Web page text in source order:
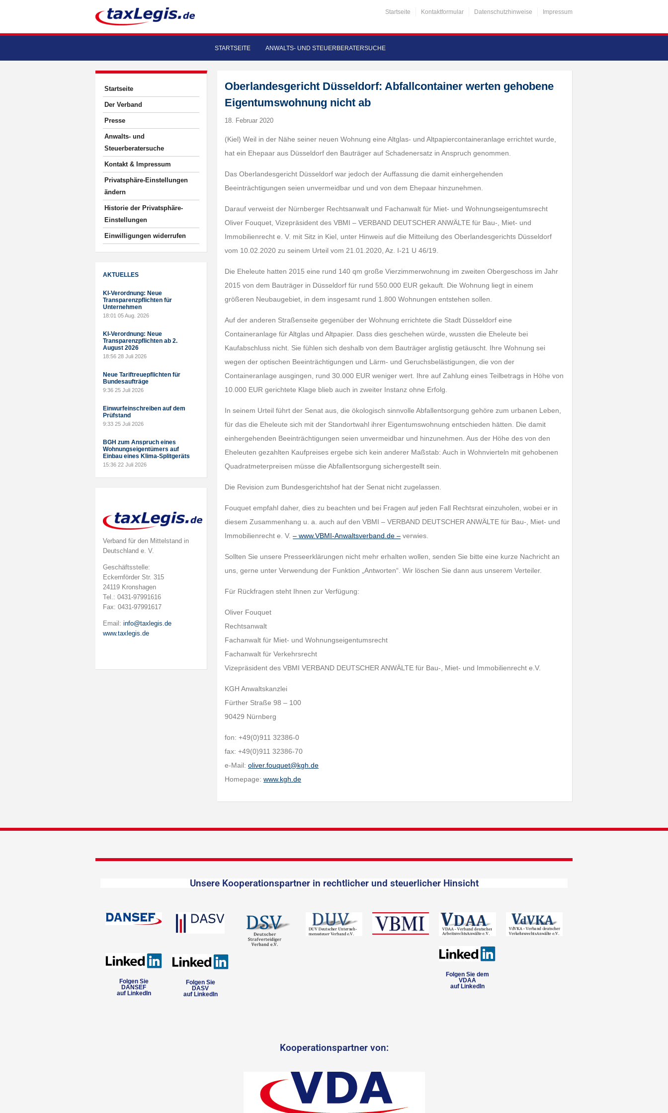
Startseite Kontaktformular Datenschutzhinweise Impressum
STARTSEITE ANWALTS- UND STEUERBERATERSUCHE
Startseite
Der Verband
Presse
Anwalts- und
Steuerberatersuche
Kontakt & Impressum
Privatsphäre-Einstellungen
ändern
Historie der Privatsphäre-
Einstellungen
Einwilligungen widerrufen
AKTUELLES
KI-Verordnung: Neue
Transparenzpflichten für
Unternehmen
18:01 05 Aug. 2026
KI-Verordnung: Neue
Transparenzpflichten ab 2.
August 2026
18:56 28 Juli 2026
Neue Tariftreuepflichten für
Bundesaufträge
9:36 25 Juli 2026
Einwurfeinschreiben auf dem
Prüfstand
9:33 25 Juli 2026
BGH zum Anspruch eines
Wohnungseigentümers auf
Einbau eines Klima-Splitgeräts
15:36 22 Juli 2026
Verband für den Mittelstand in
Deutschland e. V.
Geschäftsstelle:
Eckernförder Str. 315
24119 Kronshagen
Tel.: 0431-97991616
Fax: 0431-97991617
Email: info@taxlegis.de
www.taxlegis.de
Oberlandesgericht Düsseldorf: Abfallcontainer werten gehobene
Eigentumswohnung nicht ab
18. Februar 2020
(Kiel) Weil in der Nähe seiner neuen Wohnung eine Altglas- und Altpapiercontaineranlage errichtet wurde,
hat ein Ehepaar aus Düsseldorf den Bauträger auf Schadenersatz in Anspruch genommen.
Das Oberlandesgericht Düsseldorf war jedoch der Auffassung die damit einhergehenden
Beeinträchtigungen seien unvermeidbar und und von dem Ehepaar hinzunehmen.
Darauf verweist der Nürnberger Rechtsanwalt und Fachanwalt für Miet- und Wohnungseigentumsrecht
Oliver Fouquet, Vizepräsident des VBMI – VERBAND DEUTSCHER ANWÄLTE für Bau-, Miet- und
Immobilienrecht e. V. mit Sitz in Kiel, unter Hinweis auf die Mitteilung des Oberlandesgerichts Düsseldorf
vom 10.02.2020 zu seinem Urteil vom 21.01.2020, Az. I-21 U 46/19.
Die Eheleute hatten 2015 eine rund 140 qm große Vierzimmerwohnung im zweiten Obergeschoss im Jahr
2015 von dem Bauträger in Düsseldorf für rund 550.000 EUR gekauft. Die Wohnung liegt in einem
größeren Neubaugebiet, in dem insgesamt rund 1.800 Wohnungen entstehen sollen.
Auf der anderen Straßenseite gegenüber der Wohnung errichtete die Stadt Düsseldorf eine
Containeranlage für Altglas und Altpapier. Dass dies geschehen würde, wussten die Eheleute bei
Kaufabschluss nicht. Sie fühlen sich deshalb von dem Bauträger arglistig getäuscht. Ihre Wohnung sei
wegen der optischen Beeinträchtigungen und Lärm- und Geruchsbelästigungen, die von der
Containeranlage ausgingen, rund 30.000 EUR weniger wert. Ihre auf Zahlung eines Teilbetrags in Höhe von
10.000 EUR gerichtete Klage blieb auch in zweiter Instanz ohne Erfolg.
In seinem Urteil führt der Senat aus, die ökologisch sinnvolle Abfallentsorgung gehöre zum urbanen Leben,
für das die Eheleute sich mit der Standortwahl ihrer Eigentumswohnung entschieden hätten. Die damit
einhergehenden Beeinträchtigungen seien unvermeidbar und hinzunehmen. Aus der Höhe des von den
Eheleuten gezahlten Kaufpreises ergebe sich kein anderer Maßstab: Auch in Wohnvierteln mit gehobenen
Quadratmeterpreisen müsse die Abfallentsorgung sichergestellt sein.
Die Revision zum Bundesgerichtshof hat der Senat nicht zugelassen.
Fouquet empfahl daher, dies zu beachten und bei Fragen auf jeden Fall Rechtsrat einzuholen, wobei er in
diesem Zusammenhang u. a. auch auf den VBMI – VERBAND DEUTSCHER ANWÄLTE für Bau-, Miet- und
Immobilienrecht e. V.– www.VBMI-Anwaltsverband.de – verwies.
Sollten Sie unsere Presseerklärungen nicht mehr erhalten wollen, senden Sie bitte eine kurze Nachricht an
uns, gerne unter Verwendung der Funktion „Antworten“. Wir löschen Sie dann aus unserem Verteiler.
Für Rückfragen steht Ihnen zur Verfügung:
Oliver Fouquet
Rechtsanwalt
Fachanwalt für Miet- und Wohnungseigentumsrecht
Fachanwalt für Verkehrsrecht
Vizepräsident des VBMI VERBAND DEUTSCHER ANWÄLTE für Bau-, Miet- und Immobilienrecht e.V.
KGH Anwaltskanzlei
Fürther Straße 98 – 100
90429 Nürnberg
fon: +49(0)911 32386-0
fax: +49(0)911 32386-70
e-Mail:oliver.fouquet@kgh.de
Homepage:www.kgh.de
Unsere Kooperationspartner in rechtlicher und steuerlicher Hinsicht
Folgen Sie
DANSEF
auf LinkedIn
Folgen Sie
DASV
auf LinkedIn
Folgen Sie dem
VDAA
auf LinkedIn
Kooperationspartner von: